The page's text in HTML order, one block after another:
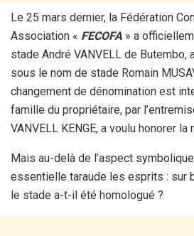
Le 25 mars dernier, la Fédération
Association « FECOFA » a
stade André VANVELL de Butembo,
sous le nom de stade Romain
changement de dénomination est
famille du propriétaire, par
VANVELL KENGE, a voulu honorer
Mais au-delà de l’aspect
essentielle taraude les esprits : sur
le stade a-t-il été homologué ?